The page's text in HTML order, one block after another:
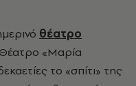
θέατρο
«Μαρία
το «σπίτι» της